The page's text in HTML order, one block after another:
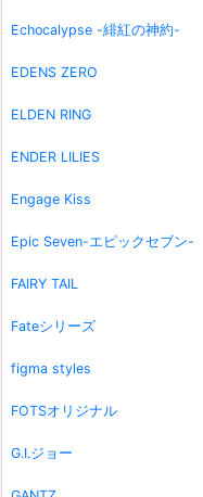
Echocalypse -緋紅の神約-
EDENS ZERO
ELDEN RING
ENDER LILIES
Engage Kiss
Epic Seven-エピックセブン-
FAIRY TAIL
Fateシリーズ
figma styles
FOTSオリジナル
G.I.ジョー